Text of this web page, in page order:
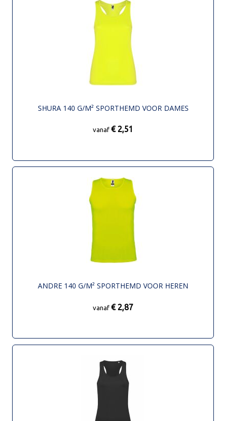
SHURA 140 G/M² SPORTHEMD VOOR DAMES
vanaf € 2,51
ANDRE 140 G/M² SPORTHEMD VOOR HEREN
vanaf € 2,87